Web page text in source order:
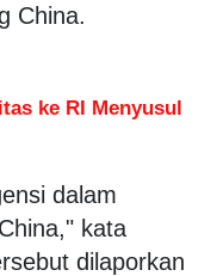
China.
ke RI Menyusul
dalam
kata
dilaporkan